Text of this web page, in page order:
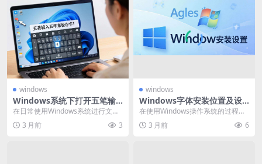
windows
Windows系统下打开五笔输
入法的详细操作方法
在日常使用Windows系统进行文字
输入时，输入法的选择至关重要。
而五笔输入法以...
3 月前 3
windows
Windows字体安装位置及设
置方法全解析
在使用Windows操作系统的过程
中，字体的安装和设置是一项常见
且重要的操作。它...
3 月前 6